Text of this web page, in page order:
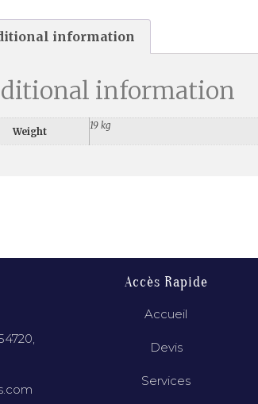
information
information
Weight
19 kg
Accès Rapide
Accueil
Devis
Services